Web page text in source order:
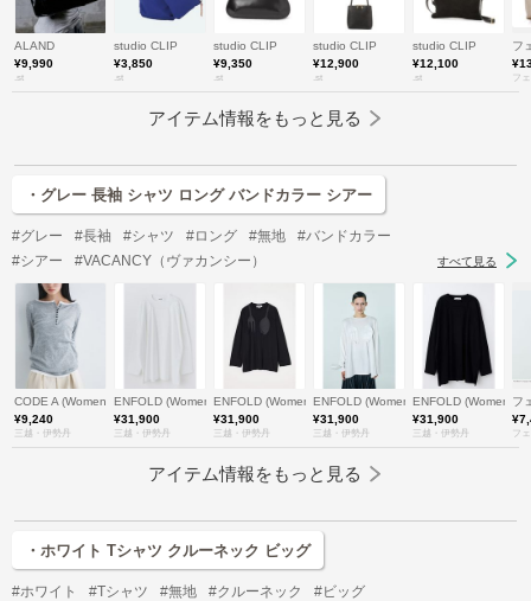
ALAND
¥9,990
.st
studio CLIP
¥3,850
.st
studio CLIP
¥9,350
.st
studio CLIP
¥12,900
.st
studio CLIP
¥12,100
.st
フ
フ
アイテム情報をもっと見る
・グレー 長袖 シャツ ロング バンドカラー シアー
#グレー #長袖 #シャツ #ロング #無地
#バンドカラー
#シアー
#VACANCY（ヴァカンシー） すべて見る
CODE A (Women)/コードエー
¥9,240
三越・伊勢丹
ENFOLD (Women)/エンフォルド
¥31,900
三越・伊勢丹
ENFOLD (Women)/エンフォルド
¥31,900
三越・伊勢丹
ENFOLD (Women)/エンフォルド
¥31,900
三越・伊勢丹
ENFOLD (Women)/
¥31,900
三越・伊勢丹
フ
フ
アイテム情報をもっと見る
・ホワイト Tシャツ クルーネック ビッグ
#ホワイト #Tシャツ #無地 #クルーネック
#ビッグ